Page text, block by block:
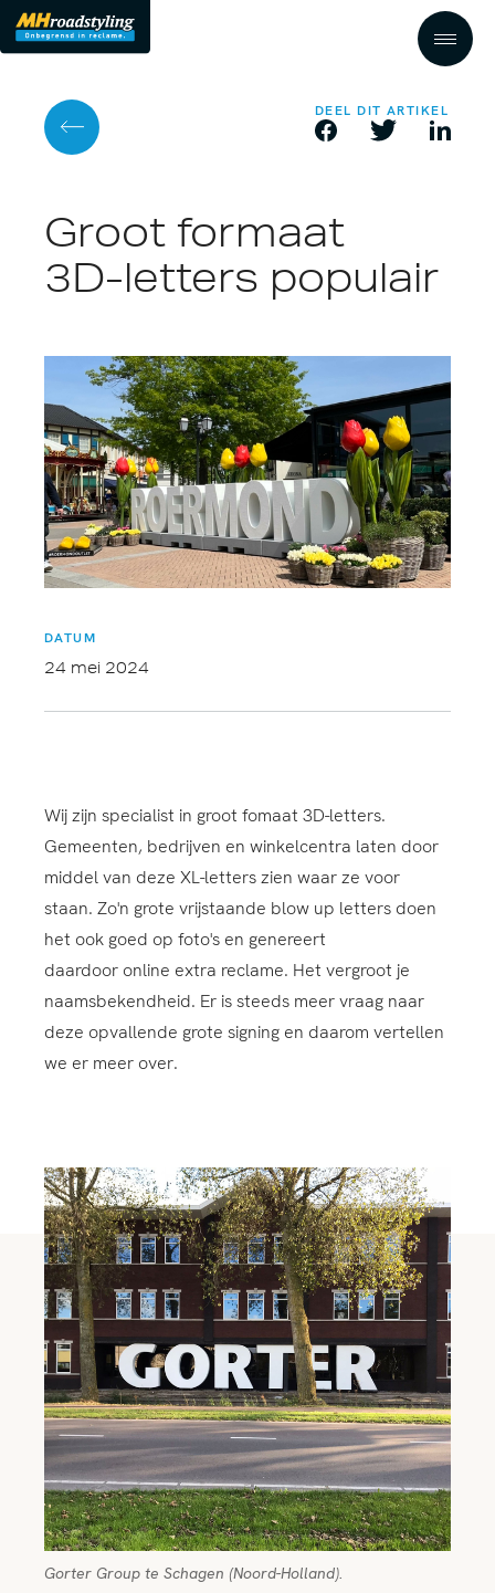
DEEL DIT ARTIKEL
Groot formaat
3D-letters populair
DATUM
24 mei 2024
Wij zijn specialist in groot fomaat 3D-letters.
Gemeenten, bedrijven en winkelcentra laten door
middel van deze XL-letters zien waar ze voor
staan. Zo'n grote vrijstaande blow up letters doen
het ook goed op foto's en genereert
daardoor online extra reclame. Het vergroot je
naamsbekendheid. Er is steeds meer vraag naar
deze opvallende grote signing en daarom vertellen
we er meer over.
Gorter Group te Schagen (Noord-Holland).